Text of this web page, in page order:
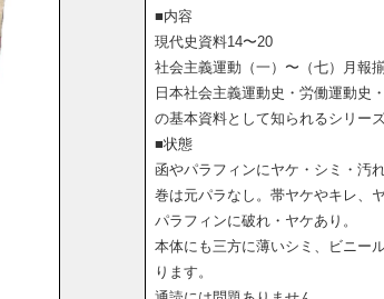
■内容
現代史資料14〜20
社会主義運動（一）〜（七）月報
日本社会主義運動史・労働運動史
の基本資料として知られるシリーズ
■状態
函やパラフィンにヤケ・シミ・汚
巻は元パラなし。帯ヤケやキレ、ヤ
パラフィンに破れ・ヤケあり。
本体にも三方に薄いシミ、ビニー
ります。